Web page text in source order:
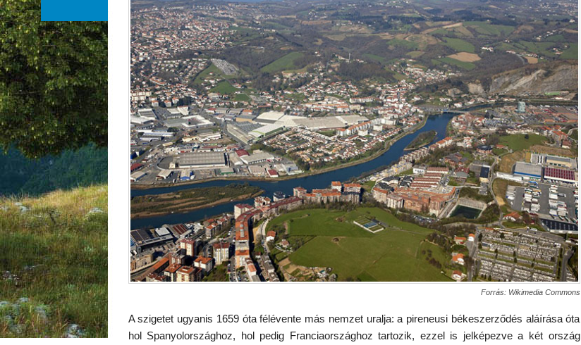
Forrás: Wikimedia Commons
A szigetet ugyanis 1659 óta félévente más nemzet uralja: a pireneusi békeszerződés aláírása óta
hol Spanyolországhoz, hol pedig Franciaországhoz tartozik, ezzel is jelképezve a két ország